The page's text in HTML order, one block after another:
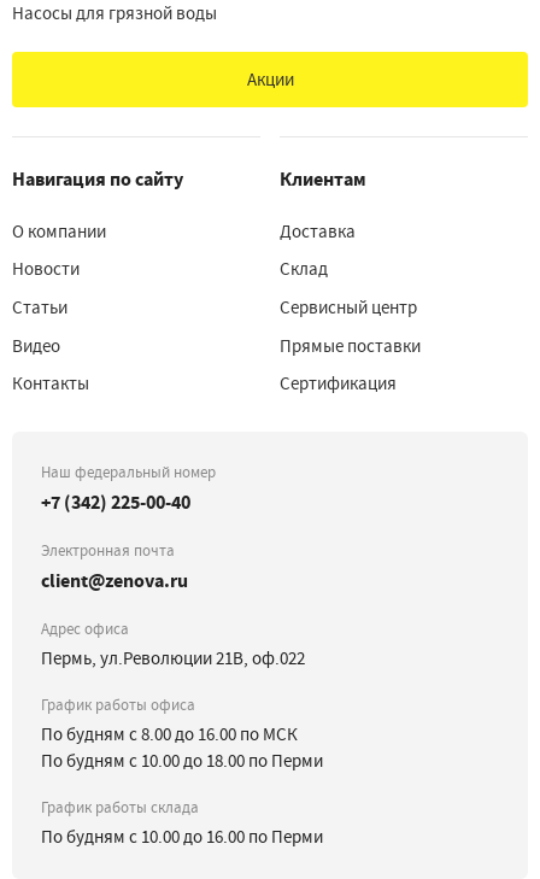
Насосы для грязной воды
Акции
Навигация по сайту
О компании
Новости
Статьи
Видео
Контакты
Клиентам
Доставка
Склад
Сервисный центр
Прямые поставки
Сертификация
Наш федеральный номер
+7 (342) 225-00-40
Электронная почта
client@zenova.ru
Адрес офиса
Пермь, ул.Революции 21В, оф.022
График работы офиса
По будням с 8.00 до 16.00 по МСК
По будням с 10.00 до 18.00 по Перми
График работы склада
По будням с 10.00 до 16.00 по Перми